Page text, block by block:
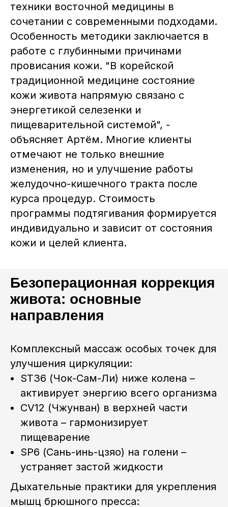
техники восточной медицины в
сочетании с современными подходами.
Особенность методики заключается в
работе с глубинными причинами
провисания кожи. "В корейской
традиционной медицине состояние
кожи живота напрямую связано с
энергетикой селезенки и
пищеварительной системой", -
объясняет Артём. Многие клиенты
отмечают не только внешние
изменения, но и улучшение работы
желудочно-кишечного тракта после
курса процедур. Стоимость
программы подтягивания формируется
индивидуально и зависит от состояния
кожи и целей клиента.
Безоперационная коррекция
живота: основные
направления
Комплексный массаж особых точек для
улучшения циркуляции:
ST36 (Чок-Сам-Ли) ниже колена –
активирует энергию всего организма
CV12 (Чжунван) в верхней части
живота – гармонизирует
пищеварение
SP6 (Сань-инь-цзяо) на голени –
устраняет застой жидкости
Дыхательные практики для укрепления
мышц брюшного пресса: